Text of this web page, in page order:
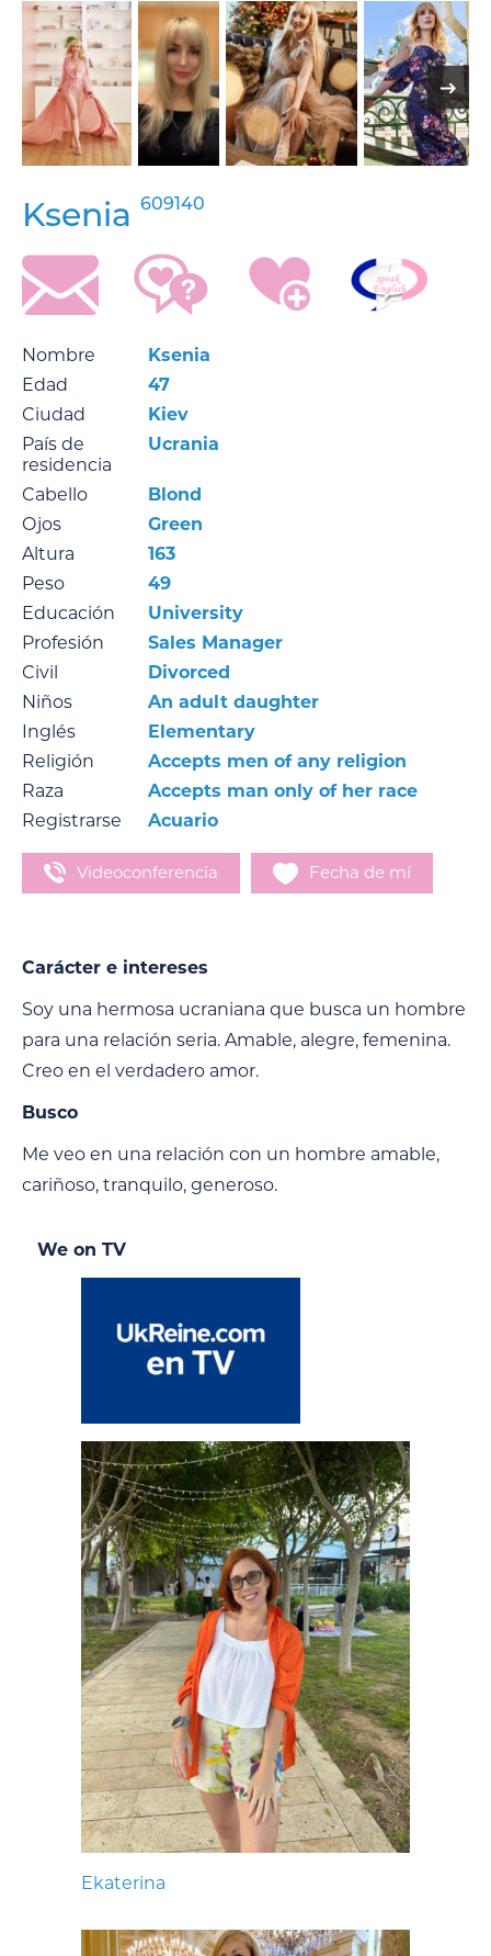
Ksenia 609140
Nombre
Ksenia
Edad
47
Ciudad
Kiev
País de
residencia
Ucrania
Cabello
Blond
Ojos
Green
Altura
163
Peso
49
Educación
University
Profesión
Sales Manager
Civil
Divorced
Niños
An adult daughter
Inglés
Elementary
Religión
Accepts men of any religion
Raza
Accepts man only of her race
Registrarse
Acuario
Videoconferencia Fecha de mí
Carácter e intereses
Soy una hermosa ucraniana que busca un hombre
para una relación seria. Amable, alegre, femenina.
Creo en el verdadero amor.
Busco
Me veo en una relación con un hombre amable,
cariñoso, tranquilo, generoso.
We on TV
Ekaterina